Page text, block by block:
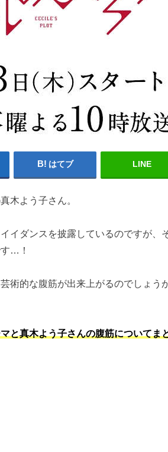
はてブ LINE
木よう子さん。
イダンスを披露しているのですが、
…！
術的な腹筋が出来上がるのでしょう
と真木よう子さんの腹筋についてま